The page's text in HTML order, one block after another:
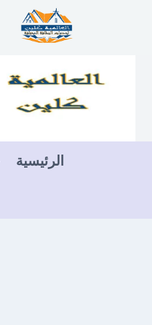
الرئيسية